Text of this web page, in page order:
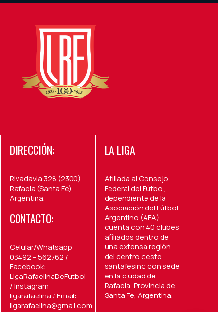
DIRECCIÓN:
Rivadavia 328 (2300)
Rafaela (Santa Fe)
Argentina.
CONTACTO:
Celular/Whatsapp:
03492 – 562762 /
Facebook:
LigaRafaelinaDeFutbol
/ Instagram:
ligarafaelina / Email:
ligarafaelina@gmail.com
LA LIGA
Afiliada al Consejo
Federal del Fútbol,
dependiente de la
Asociación del Fútbol
Argentino (AFA)
cuenta con 40 clubes
afiliados dentro de
una extensa región
del centro oeste
santafesino con sede
en la ciudad de
Rafaela, Provincia de
Santa Fe, Argentina.